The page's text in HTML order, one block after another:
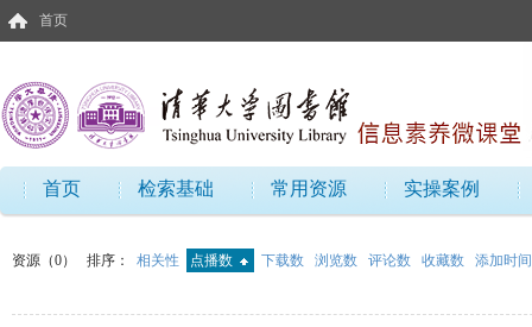
首页
首页 检索基础 常用资源 实操案例
资源（0） 排序： 相关性 点播数 下载数 浏览数 评论数 收藏数 添加时间